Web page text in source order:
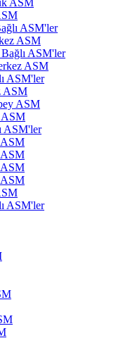
ASM'ler
ASM
ASM'ler
ASM
ASM'ler
ASM
ASM
ASM
ASM'ler
ASM'ler